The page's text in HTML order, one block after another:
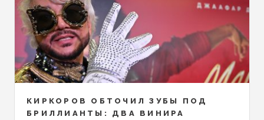
КИРКОРОВ ОБТОЧИЛ ЗУБЫ ПОД
БРИЛЛИАНТЫ: ДВА ВИНИРА